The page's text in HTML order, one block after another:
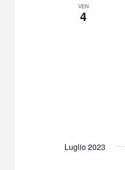
VEN
4
Luglio 2023